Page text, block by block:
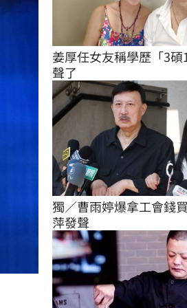
姜厚任女友稱學歷「3碩
聲了
獨／曹雨婷爆拿工會錢
萍發聲